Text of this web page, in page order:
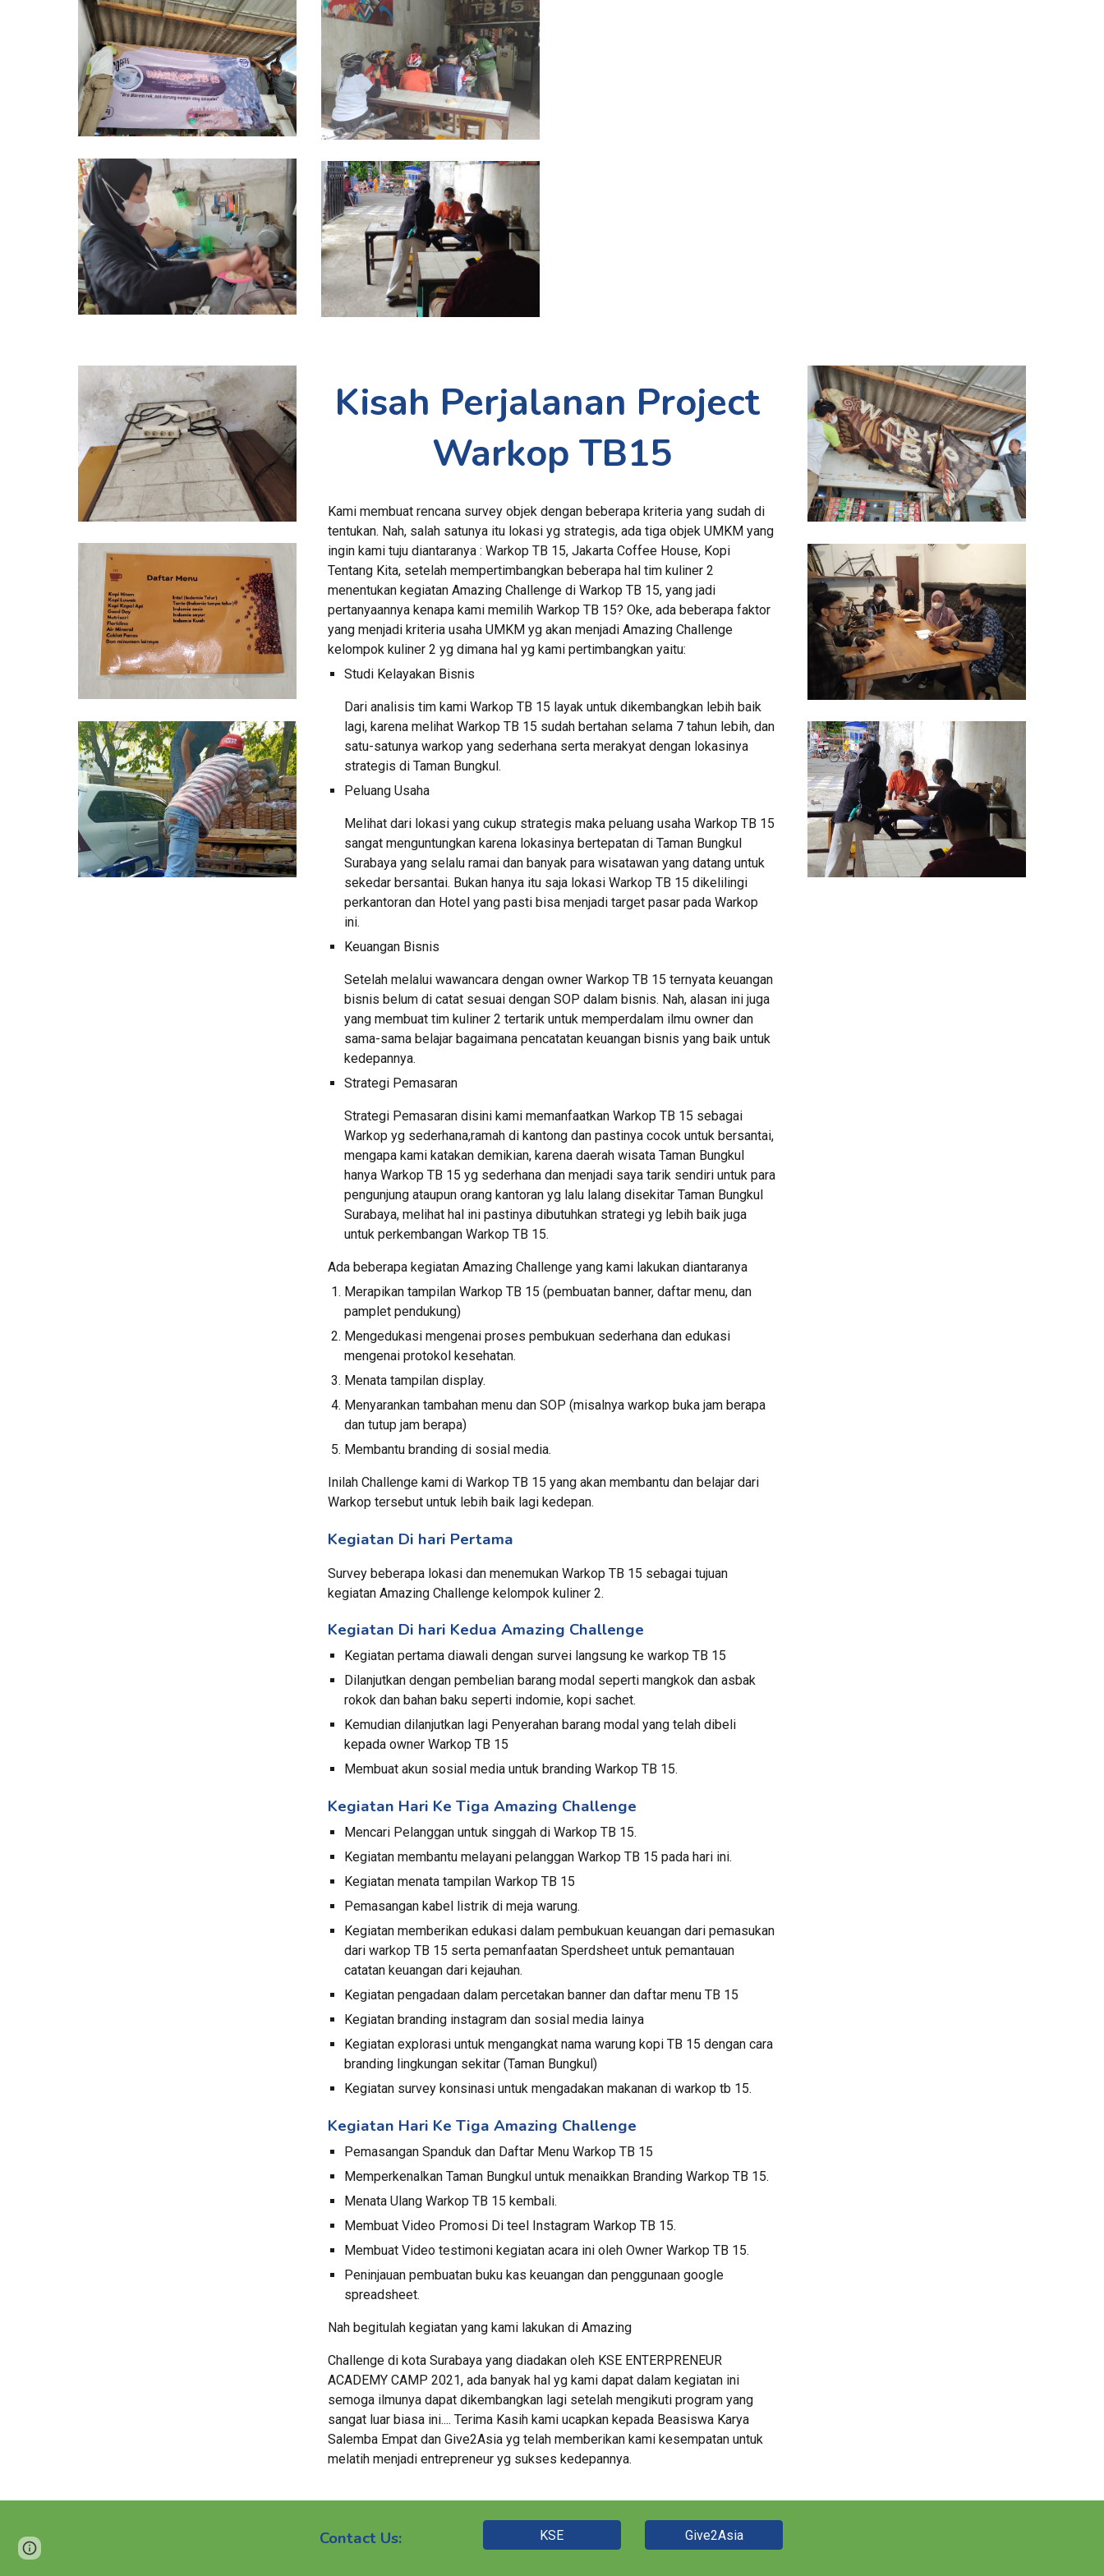
Kisah Perjalanan Project
Warkop TB15
Kami membuat rencana survey objek dengan beberapa kriteria yang sudah di
tentukan. Nah, salah satunya itu lokasi yg strategis, ada tiga objek UMKM yang
ingin kami tuju diantaranya : Warkop TB 15, Jakarta Coffee House, Kopi
Tentang Kita, setelah mempertimbangkan beberapa hal tim kuliner 2
menentukan kegiatan Amazing Challenge di Warkop TB 15, yang jadi
pertanyaannya kenapa kami memilih Warkop TB 15? Oke, ada beberapa faktor
yang menjadi kriteria usaha UMKM yg akan menjadi Amazing Challenge
kelompok kuliner 2 yg dimana hal yg kami pertimbangkan yaitu:
Studi Kelayakan Bisnis
Dari analisis tim kami Warkop TB 15 layak untuk dikembangkan lebih baik
lagi, karena melihat Warkop TB 15 sudah bertahan selama 7 tahun lebih, dan
satu-satunya warkop yang sederhana serta merakyat dengan lokasinya
strategis di Taman Bungkul.
Peluang Usaha
Melihat dari lokasi yang cukup strategis maka peluang usaha Warkop TB 15
sangat menguntungkan karena lokasinya bertepatan di Taman Bungkul
Surabaya yang selalu ramai dan banyak para wisatawan yang datang untuk
sekedar bersantai. Bukan hanya itu saja lokasi Warkop TB 15 dikelilingi
perkantoran dan Hotel yang pasti bisa menjadi target pasar pada Warkop
ini.
Keuangan Bisnis
Setelah melalui wawancara dengan owner Warkop TB 15 ternyata keuangan
bisnis belum di catat sesuai dengan SOP dalam bisnis. Nah, alasan ini juga
yang membuat tim kuliner 2 tertarik untuk memperdalam ilmu owner dan
sama-sama belajar bagaimana pencatatan keuangan bisnis yang baik untuk
kedepannya.
Strategi Pemasaran
Strategi Pemasaran disini kami memanfaatkan Warkop TB 15 sebagai
Warkop yg sederhana,ramah di kantong dan pastinya cocok untuk bersantai,
mengapa kami katakan demikian, karena daerah wisata Taman Bungkul
hanya Warkop TB 15 yg sederhana dan menjadi saya tarik sendiri untuk para
pengunjung ataupun orang kantoran yg lalu lalang disekitar Taman Bungkul
Surabaya, melihat hal ini pastinya dibutuhkan strategi yg lebih baik juga
untuk perkembangan Warkop TB 15.
Ada beberapa kegiatan Amazing Challenge yang kami lakukan diantaranya
Merapikan tampilan Warkop TB 15 (pembuatan banner, daftar menu, dan
pamplet pendukung)
Mengedukasi mengenai proses pembukuan sederhana dan edukasi
mengenai protokol kesehatan.
Menata tampilan display.
Menyarankan tambahan menu dan SOP (misalnya warkop buka jam berapa
dan tutup jam berapa)
Membantu branding di sosial media.
Inilah Challenge kami di Warkop TB 15 yang akan membantu dan belajar dari
Warkop tersebut untuk lebih baik lagi kedepan.
Kegiatan Di hari Pertama
Survey beberapa lokasi dan menemukan Warkop TB 15 sebagai tujuan
kegiatan Amazing Challenge kelompok kuliner 2.
Kegiatan Di hari Kedua Amazing Challenge
Kegiatan pertama diawali dengan survei langsung ke warkop TB 15
Dilanjutkan dengan pembelian barang modal seperti mangkok dan asbak
rokok dan bahan baku seperti indomie, kopi sachet.
Kemudian dilanjutkan lagi Penyerahan barang modal yang telah dibeli
kepada owner Warkop TB 15
Membuat akun sosial media untuk branding Warkop TB 15.
Kegiatan Hari Ke Tiga Amazing Challenge
Mencari Pelanggan untuk singgah di Warkop TB 15.
Kegiatan membantu melayani pelanggan Warkop TB 15 pada hari ini.
Kegiatan menata tampilan Warkop TB 15
Pemasangan kabel listrik di meja warung.
Kegiatan memberikan edukasi dalam pembukuan keuangan dari pemasukan
dari warkop TB 15 serta pemanfaatan Sperdsheet untuk pemantauan
catatan keuangan dari kejauhan.
Kegiatan pengadaan dalam percetakan banner dan daftar menu TB 15
Kegiatan branding instagram dan sosial media lainya
Kegiatan explorasi untuk mengangkat nama warung kopi TB 15 dengan cara
branding lingkungan sekitar (Taman Bungkul)
Kegiatan survey konsinasi untuk mengadakan makanan di warkop tb 15.
Kegiatan Hari Ke Tiga Amazing Challenge
Pemasangan Spanduk dan Daftar Menu Warkop TB 15
Memperkenalkan Taman Bungkul untuk menaikkan Branding Warkop TB 15.
Menata Ulang Warkop TB 15 kembali.
Membuat Video Promosi Di teel Instagram Warkop TB 15.
Membuat Video testimoni kegiatan acara ini oleh Owner Warkop TB 15.
Peninjauan pembuatan buku kas keuangan dan penggunaan google
spreadsheet.
Nah begitulah kegiatan yang kami lakukan di Amazing
Challenge di kota Surabaya yang diadakan oleh KSE ENTERPRENEUR
ACADEMY CAMP 2021, ada banyak hal yg kami dapat dalam kegiatan ini
semoga ilmunya dapat dikembangkan lagi setelah mengikuti program yang
sangat luar biasa ini.... Terima Kasih kami ucapkan kepada Beasiswa Karya
Salemba Empat dan Give2Asia yg telah memberikan kami kesempatan untuk
melatih menjadi entrepreneur yg sukses kedepannya.
Contact Us: KSE Give2Asia